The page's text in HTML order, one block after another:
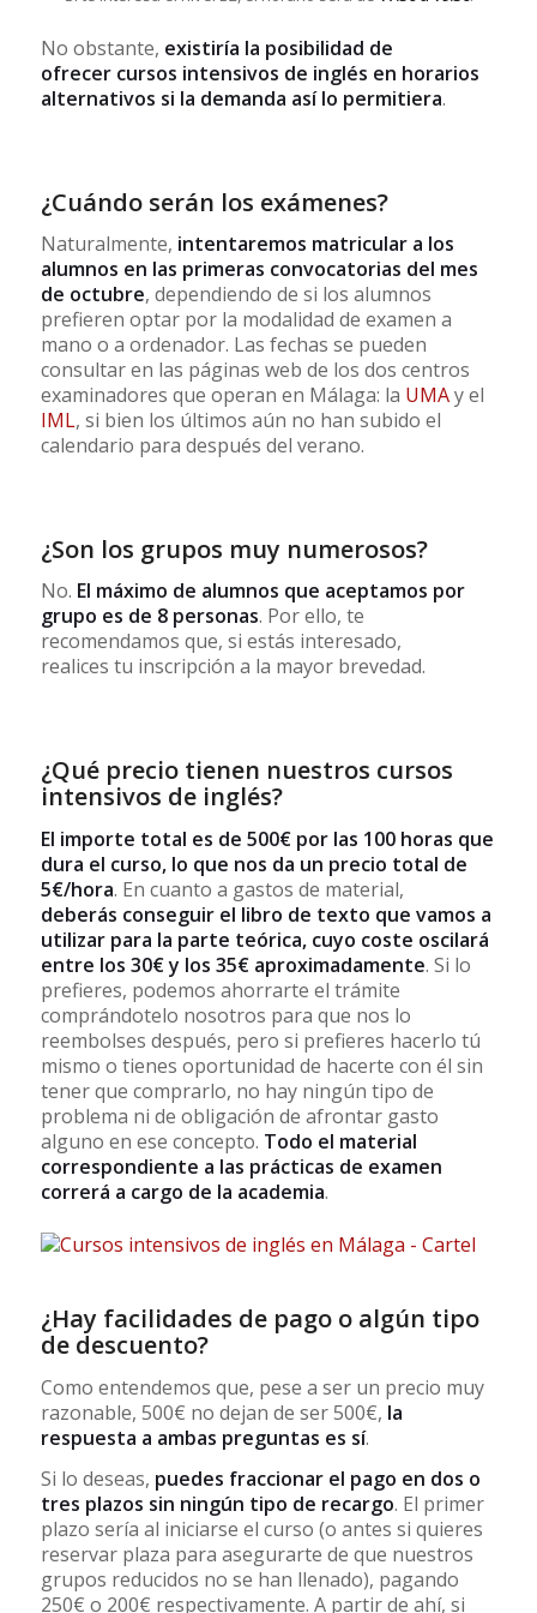
No obstante, existiría la posibilidad de
ofrecer cursos intensivos de inglés en horarios
alternativos si la demanda así lo permitiera.
¿Cuándo serán los exámenes?
Naturalmente, intentaremos matricular a los
alumnos en las primeras convocatorias del mes
de octubre, dependiendo de si los alumnos
prefieren optar por la modalidad de examen a
mano o a ordenador. Las fechas se pueden
consultar en las páginas web de los dos centros
examinadores que operan en Málaga: la UMAy el
IML, si bien los últimos aún no han subido el
calendario para después del verano.
¿Son los grupos muy numerosos?
No. El máximo de alumnos que aceptamos por
grupo es de 8 personas. Por ello, te
recomendamos que, si estás interesado,
realices tu inscripción a la mayor brevedad.
¿Qué precio tienen nuestros cursos
intensivos de inglés?
El importe total es de 500€ por las 100 horas que
dura el curso, lo que nos da un precio total de
5€/hora. En cuanto a gastos de material,
deberás conseguir el libro de texto que vamos a
utilizar para la parte teórica, cuyo coste oscilará
entre los 30€ y los 35€ aproximadamente. Si lo
prefieres, podemos ahorrarte el trámite
comprándotelo nosotros para que nos lo
reembolses después, pero si prefieres hacerlo tú
mismo o tienes oportunidad de hacerte con él sin
tener que comprarlo, no hay ningún tipo de
problema ni de obligación de afrontar gasto
alguno en ese concepto. Todo el material
correspondiente a las prácticas de examen
correrá a cargo de la academia.
¿Hay facilidades de pago o algún tipo
de descuento?
Como entendemos que, pese a ser un precio muy
razonable, 500€ no dejan de ser 500€, la
respuesta a ambas preguntas es sí.
Si lo deseas, puedes fraccionar el pago en dos o
tres plazos sin ningún tipo de recargo. El primer
plazo sería al iniciarse el curso (o antes si quieres
reservar plaza para asegurarte de que nuestros
grupos reducidos no se han llenado), pagando
250€ o 200€ respectivamente. A partir de ahí, si